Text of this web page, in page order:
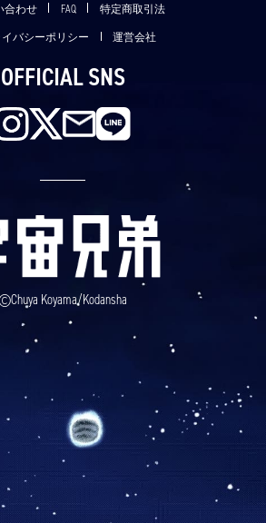
合わせ FAQ 特定商取引法
イバシーポリシー 運営会社
OFFICIAL SNS
Koyama/Kodansha